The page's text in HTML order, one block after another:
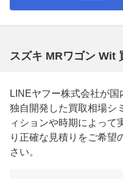
スズキ MRワゴン Wit
LINEヤフー株式会社が
独自開発した買取相場シ
ィションや時期によって
り正確な見積りをご希望
さい。